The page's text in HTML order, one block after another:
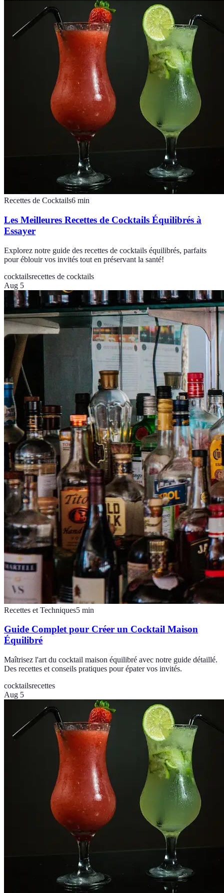
Recettes de Cocktails6 min
Les Meilleures Recettes de Cocktails Équilibrés à
Essayer
Explorez notre guide des recettes de cocktails équilibrés, parfaits
pour éblouir vos invités tout en préservant la santé!
cocktailsrecettes de cocktails
Aug 5
Recettes et Techniques5 min
Guide Complet pour Créer un Cocktail Maison
Équilibré
Maîtrisez l'art du cocktail maison équilibré avec notre guide détaillé.
Des recettes et conseils pratiques pour épater vos invités.
cocktailsrecettes
Aug 5